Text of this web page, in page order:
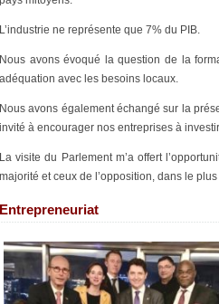
L’industrie ne représente que 7% du PIB.
Nous avons évoqué la question de la
adéquation avec les besoins locaux.
Nous avons également échangé sur la
invité à encourager nos entreprises à
La visite du Parlement m’a offert
majorité et ceux de l’opposition, dans le
Entrepreneuriat